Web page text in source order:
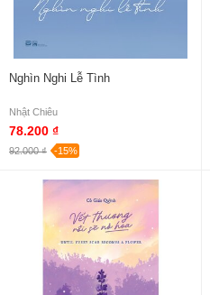
Nghìn Nghi Lễ Tình
Nhật Chiêu
78.200 ₫
92.000 ₫ -15%